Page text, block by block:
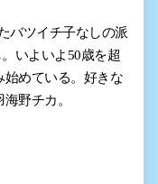
バツイチ子なしの派
いよいよ50歳を超
始めている。好きな
野チカ。